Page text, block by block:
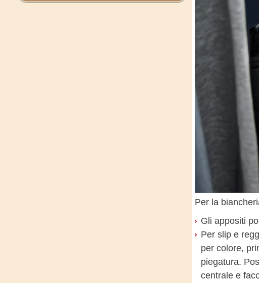
Per la
Gli appositi
Per slip e
per colore,
piegatura.
centrale e